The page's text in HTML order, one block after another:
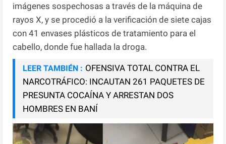
imágenes sospechosas a través de la máquina de
rayos X, y se procedió a la verificación de siete cajas
con 41 envases plásticos de tratamiento para el
cabello, donde fue hallada la droga.
LEER TAMBIÉN : OFENSIVA TOTAL CONTRA EL
NARCOTRÁFICO: INCAUTAN 261 PAQUETES DE
PRESUNTA COCAÍNA Y ARRESTAN DOS
HOMBRES EN BANÍ